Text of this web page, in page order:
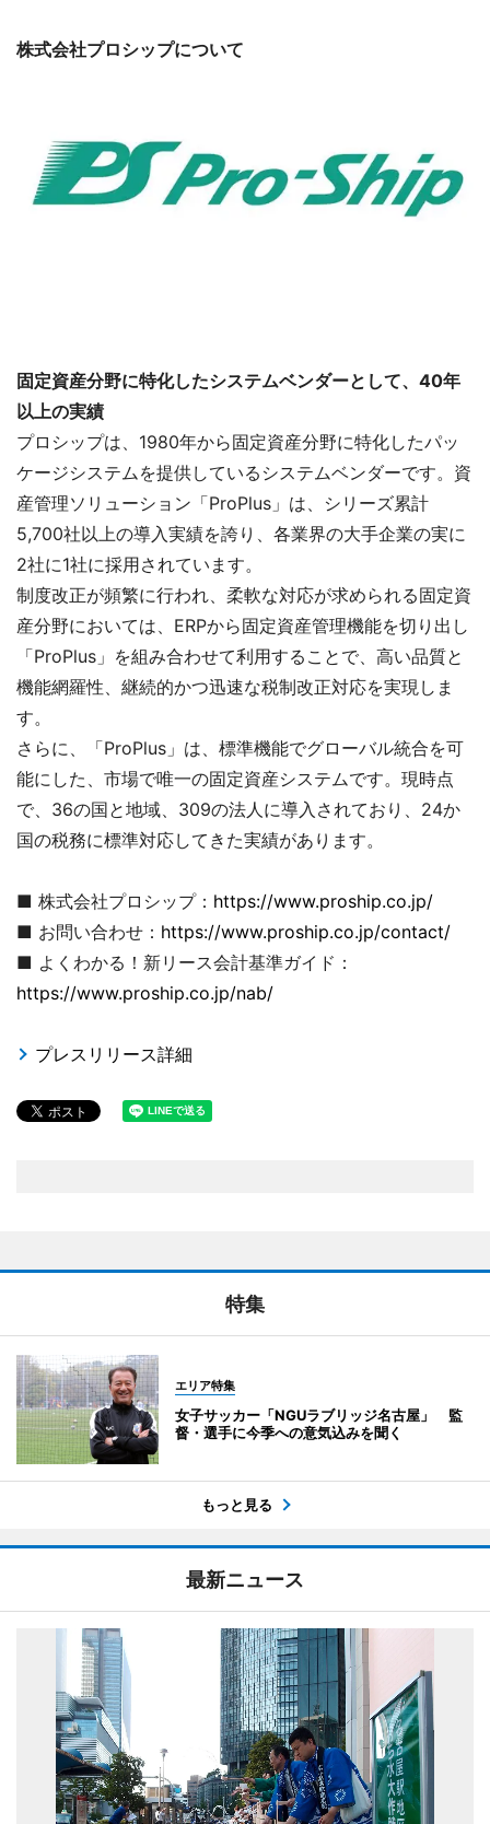
株式会社プロシップについて
固定資産分野に特化したシステムベンダーとして、40年
以上の実績
プロシップは、1980年から固定資産分野に特化したパッ
ケージシステムを提供しているシステムベンダーです。資
産管理ソリューション「ProPlus」は、シリーズ累計
5,700社以上の導入実績を誇り、各業界の大手企業の実に
2社に1社に採用されています。
制度改正が頻繁に行われ、柔軟な対応が求められる固定資
産分野においては、ERPから固定資産管理機能を切り出し
「ProPlus」を組み合わせて利用することで、高い品質と
機能網羅性、継続的かつ迅速な税制改正対応を実現しま
す。
さらに、「ProPlus」は、標準機能でグローバル統合を可
能にした、市場で唯一の固定資産システムです。現時点
で、36の国と地域、309の法人に導入されており、24か
国の税務に標準対応してきた実績があります。
■ 株式会社プロシップ： https://www.proship.co.jp/
■ お問い合わせ： https://www.proship.co.jp/contact/
■ よくわかる！新リース会計基準ガイド：
https://www.proship.co.jp/nab/
プレスリリース詳細
特集
エリア特集
女子サッカー「NGUラブリッジ名古屋」 監
督・選手に今季への意気込みを聞く
もっと見る
最新ニュース